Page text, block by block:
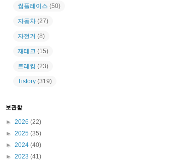
썸플레이스 (50)
자동차 (27)
자전거 (8)
재테크 (15)
트레킹 (23)
Tistory (319)
보관함
► 2026 (22)
► 2025 (35)
► 2024 (40)
► 2023 (41)